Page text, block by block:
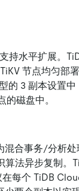
持水平扩展。
节点均匀部
的 3 副本设置
磁盘中。
合事务/分析
算法异步复制
每个 TiDB